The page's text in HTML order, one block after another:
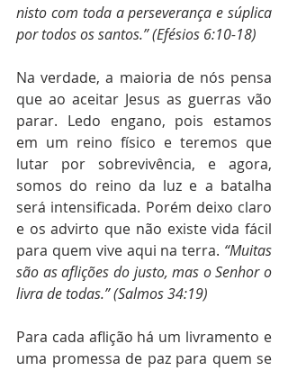
nisto com toda a perseverança e súplica
por todos os santos.” (Efésios 6:10-18)
Na verdade, a maioria de nós pensa
que ao aceitar Jesus as guerras vão
parar. Ledo engano, pois estamos
em um reino físico e teremos que
lutar por sobrevivência, e agora,
somos do reino da luz e a batalha
será intensificada. Porém deixo claro
e os advirto que não existe vida fácil
para quem vive aqui na terra. “Muitas
são as aflições do justo, mas o Senhor o
livra de todas.” (Salmos 34:19)
Para cada aflição há um livramento e
uma promessa de paz para quem se